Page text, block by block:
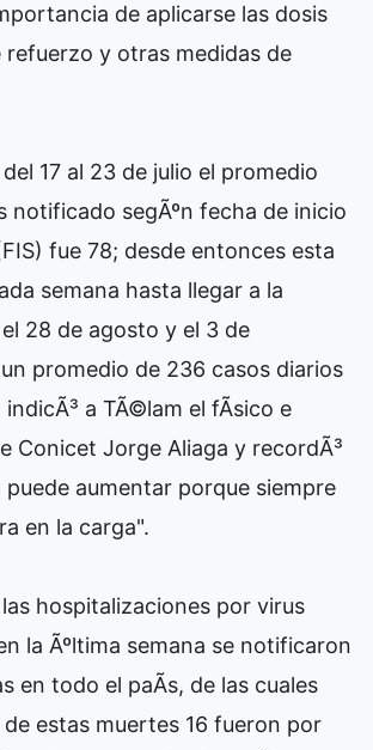
de aplicarse las dosis
refuerzo y otras medidas de
17 al 23 de julio el promedio
notificado segÃºn fecha de inicio
fue 78; desde entonces esta
semana hasta llegar a la
28 de agosto y el 3 de
promedio de 236 casos diarios
indicÃ³ a TÃ©lam el fÃ­sico e
Conicet Jorge Aliaga y recordÃ³
aumentar porque siempre
en la carga".
las hospitalizaciones por virus
la Ãºltima semana se notificaron
en todo el paÃ­s, de las cuales
estas muertes 16 fueron por